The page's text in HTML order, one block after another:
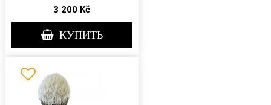
3 200 Kč
КУПИТЬ